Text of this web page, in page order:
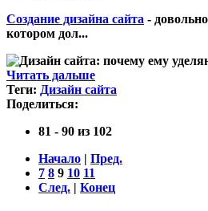
Создание дизайна сайта -
котором дол...
Читать дальше
Теги: Дизайн сайта
Поделиться:
81 - 90 из 102
Начало | Пред.
7 8 9 10 11
След. | Конец